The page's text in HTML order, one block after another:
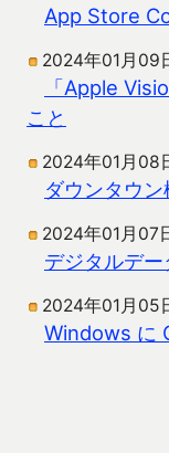
App Store
2024年01月09
「Apple
こと
2024年01月08
ダウンタウ
2024年01月07
デジタルデ
2024年01月05
Windows に